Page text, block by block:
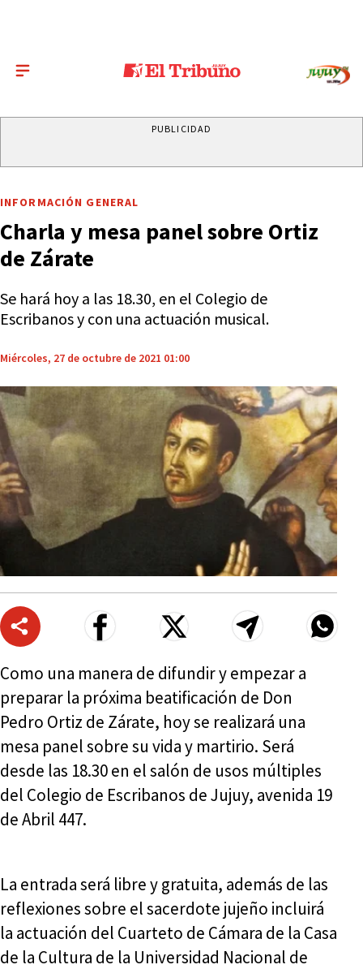
PUBLICIDAD
INFORMACIÓN GENERAL
Charla y mesa panel sobre Ortiz
de Zárate
Se hará hoy a las 18.30, en el Colegio de
Escribanos y con una actuación musical.
Miércoles, 27 de octubre de 2021 01:00
Como una manera de difundir y empezar a
preparar la próxima beatificación de Don
Pedro Ortiz de Zárate, hoy se realizará una
mesa panel sobre su vida y martirio. Será
desde las 18.30 en el salón de usos múltiples
del Colegio de Escribanos de Jujuy, avenida 19
de Abril 447.
La entrada será libre y gratuita, además de las
reflexiones sobre el sacerdote jujeño incluirá
la actuación del Cuarteto de Cámara de la Casa
de la Cultura de la Universidad Nacional de